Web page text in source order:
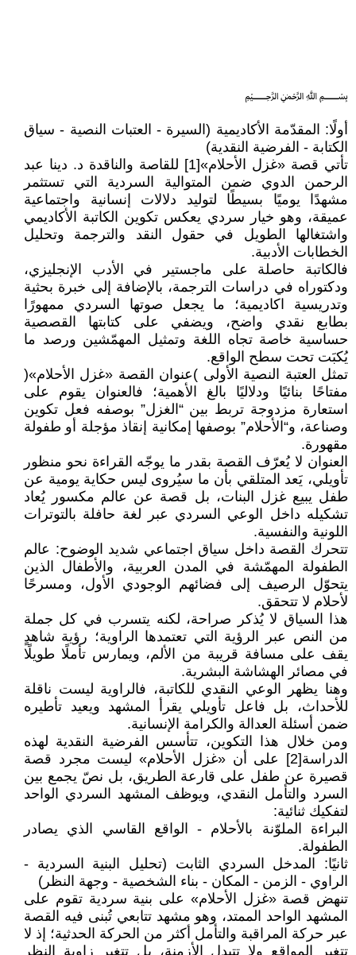
﷽
أولًا: المقدّمة الأكاديمية (السيرة - العتبات النصية - سياق
الكتابة - الفرضية النقدية)
تأتي قصة «غزل الأحلام»[1] للقاصة والناقدة د. دينا عبد
الرحمن الدوي ضمن المتوالية السردية التي تستثمر
مشهدًا يوميًا بسيطًا لتوليد دلالات إنسانية واجتماعية
عميقة، وهو خيار سردي يعكس تكوين الكاتبة الأكاديمي
واشتغالها الطويل في حقول النقد والترجمة وتحليل
الخطابات الأدبية.
فالكاتبة حاصلة على ماجستير في الأدب الإنجليزي،
ودكتوراه في دراسات الترجمة، بالإضافة إلى خبرة بحثية
وتدريسية اكاديمية؛ ما يجعل صوتها السردي ممهورًا
بطابع نقدي واضح، ويضفي على كتابتها القصصية
حساسية خاصة تجاه اللغة وتمثيل المهمّشين ورصد ما
يُكبَت تحت سطح الواقع.
تمثل العتبة النصية الأولى )عنوان القصة «غزل الأحلام»(
مفتاحًا بنائيًا ودلاليًا بالغ الأهمية؛ فالعنوان يقوم على
استعارة مزدوجة تربط بين “الغزل” بوصفه فعل تكوين
وصناعة، و“الأحلام” بوصفها إمكانية إنقاذ مؤجلة أو طفولة
مقهورة.
العنوان لا يُعرّف القصة بقدر ما يوجّه القراءة نحو منظور
تأويلي، يَعد المتلقي بأن ما سيُروى ليس حكاية يومية عن
طفل يبيع غزل البنات، بل قصة عن عالم مكسور يُعاد
تشكيله داخل الوعي السردي عبر لغة حافلة بالتوترات
اللونية والنفسية.
تتحرك القصة داخل سياق اجتماعي شديد الوضوح: عالم
الطفولة المهمّشة في المدن العربية، والأطفال الذين
يتحوّل الرصيف إلى فضائهم الوجودي الأول، ومسرحًا
لأحلام لا تتحقق.
هذا السياق لا يُذكر صراحة، لكنه يتسرب في كل جملة
من النص عبر الرؤية التي تعتمدها الراوية؛ رؤية شاهدٍ
يقف على مسافة قريبة من الألم، ويمارس تأملًا طويلًا
في مصائر الهشاشة البشرية.
وهنا يظهر الوعي النقدي للكاتبة، فالراوية ليست ناقلة
للأحداث، بل فاعل تأويلي يقرأ المشهد ويعيد تأطيره
ضمن أسئلة العدالة والكرامة الإنسانية.
ومن خلال هذا التكوين، تتأسس الفرضية النقدية لهذه
الدراسة[2] على أن «غزل الأحلام» ليست مجرد قصة
قصيرة عن طفل على قارعة الطريق، بل نصّ يجمع بين
السرد والتأمل النقدي، ويوظف المشهد السردي الواحد
لتفكيك ثنائية:
البراءة الملوّنة بالأحلام - الواقع القاسي الذي يصادر
الطفولة.
ثانيًا: المدخل السردي الثابت (تحليل البنية السردية -
الراوي - الزمن - المكان - بناء الشخصية - وجهة النظر)
تنهض قصة «غزل الأحلام» على بنية سردية تقوم على
المشهد الواحد الممتد، وهو مشهد تتابعي تُبنى فيه القصة
عبر حركة المراقبة والتأمل أكثر من الحركة الحدثية؛ إذ لا
تتغير المواقع ولا تتبدل الأزمنة، بل تتغير زاوية النظر